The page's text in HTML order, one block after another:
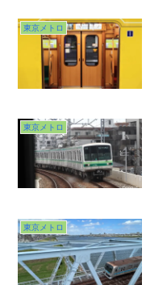
東京メトロ
東京メトロ
東京メトロ